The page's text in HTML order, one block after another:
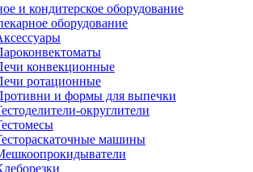
и кондитерское оборудование
оборудование
конвекционные
ротационные
и формы для выпечки
округлители
машины